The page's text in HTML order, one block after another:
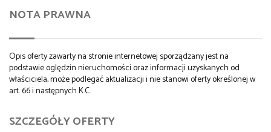
NOTA PRAWNA
Opis oferty zawarty na stronie internetowej sporządzany jest na
podstawie oględzin nieruchomości oraz informacji uzyskanych od
właściciela, może podlegać aktualizacji i nie stanowi oferty określonej w
art. 66 i następnych K.C.
SZCZEGÓŁY OFERTY